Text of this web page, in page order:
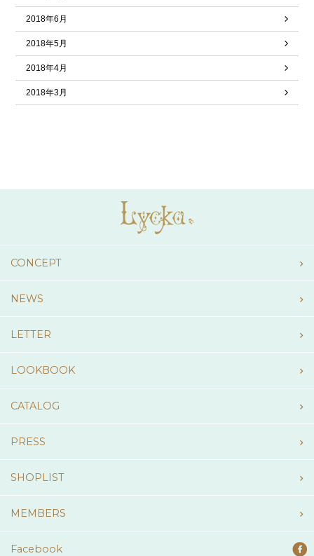
2018年6月
2018年5月
2018年4月
2018年3月
CONCEPT
NEWS
LETTER
LOOKBOOK
CATALOG
PRESS
SHOPLIST
MEMBERS
Facebook